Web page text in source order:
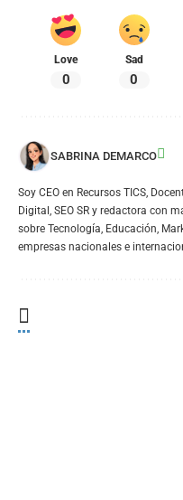
Love
0
Sad
0
SABRINA DEMARCO
Soy CEO en Recursos TICS,
Digital, SEO SR y redactora con
sobre Tecnología, Educación,
empresas nacionales e